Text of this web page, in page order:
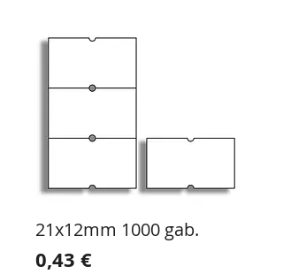
21x12mm 1000 gab.
0,43 €Цена